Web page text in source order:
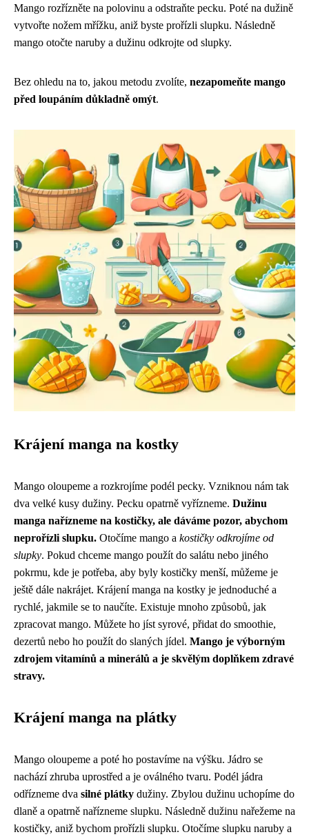
Mango rozřízněte na polovinu a odstraňte pecku. Poté na dužině
vytvořte nožem mřížku, aniž byste prořízli slupku. Následně
mango otočte naruby a dužinu odkrojte od slupky.
Bez ohledu na to, jakou metodu zvolíte, nezapomeňte mango
před loupáním důkladně omýt.
Krájení manga na kostky
Mango oloupeme a rozkrojíme podél pecky. Vzniknou nám tak
dva velké kusy dužiny. Pecku opatrně vyřízneme. Dužinu
manga nařízneme na kostičky, ale dáváme pozor, abychom
neprořízli slupku. Otočíme mango a kostičky odkrojíme od
slupky. Pokud chceme mango použít do salátu nebo jiného
pokrmu, kde je potřeba, aby byly kostičky menší, můžeme je
ještě dále nakrájet. Krájení manga na kostky je jednoduché a
rychlé, jakmile se to naučíte. Existuje mnoho způsobů, jak
zpracovat mango. Můžete ho jíst syrové, přidat do smoothie,
dezertů nebo ho použít do slaných jídel. Mango je výborným
zdrojem vitamínů a minerálů a je skvělým doplňkem zdravé
stravy.
Krájení manga na plátky
Mango oloupeme a poté ho postavíme na výšku. Jádro se
nachází zhruba uprostřed a je oválného tvaru. Podél jádra
odřízneme dva silné plátky dužiny. Zbylou dužinu uchopíme do
dlaně a opatrně nařízneme slupku. Následně dužinu nařežeme na
kostičky, aniž bychom prořízli slupku. Otočíme slupku naruby a